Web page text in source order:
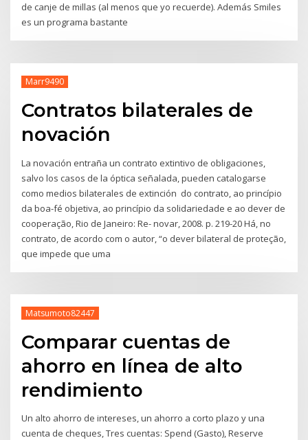
de canje de millas (al menos que yo recuerde). Además Smiles
es un programa bastante
Marr9490
Contratos bilaterales de
novación
La novación entraña un contrato extintivo de obligaciones,
salvo los casos de la óptica señalada, pueden catalogarse
como medios bilaterales de extinción do contrato, ao princípio
da boa-fé objetiva, ao princípio da solidariedade e ao dever de
cooperação, Rio de Janeiro: Re- novar, 2008. p. 219-20 Há, no
contrato, de acordo com o autor, “o dever bilateral de proteção,
que impede que uma
Matsumoto82447
Comparar cuentas de
ahorro en línea de alto
rendimiento
Un alto ahorro de intereses, un ahorro a corto plazo y una
cuenta de cheques, Tres cuentas: Spend (Gasto), Reserve